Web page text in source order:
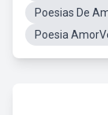
Poesias De
Poesia